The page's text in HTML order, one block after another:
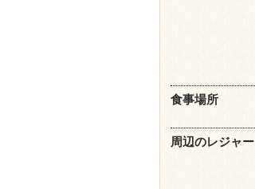
食事場所
周辺のレジャー